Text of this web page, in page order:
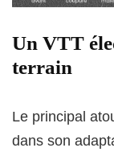
Un VTT
terrain
Le principal
dans son